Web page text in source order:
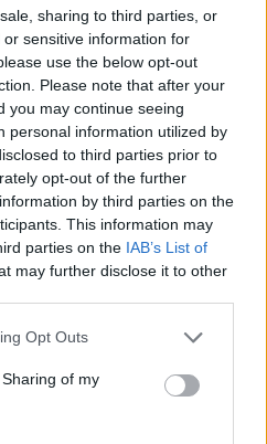
sharing to third parties, or
sensitive information for
use the below opt-out
Please note that after your
you may continue seeing
personal information utilized by
to third parties prior to
opt-out of the further
by third parties on the
This information may
parties on the IAB’s List of
may further disclose it to other
Opt Outs
of my
című műsorában
a tavalyi
látszik, hogy a hiány
GDP-hez mérten 2,7
hiány pedig 2,1 százalékot
év júniusában...
hírarchívumához
2 év napon belüli